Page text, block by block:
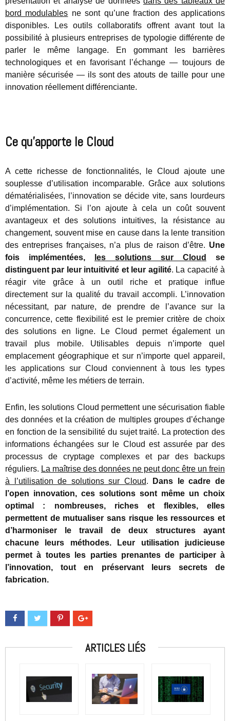
bord modulables ne sont qu’une fraction des applications
disponibles. Les outils collaboratifs offrent avant tout la
possibilité à plusieurs entreprises de typologie différente de
parler le même langage. En gommant les barrières
technologiques et en favorisant l’échange — toujours de
manière sécurisée — ils sont des atouts de taille pour une
innovation réellement différenciante.
Ce qu’apporte le Cloud
A cette richesse de fonctionnalités, le Cloud ajoute une
souplesse d’utilisation incomparable. Grâce aux solutions
dématérialisées, l’innovation se décide vite, sans lourdeurs
d’implémentation. Si l’on ajoute à cela un coût souvent
avantageux et des solutions intuitives, la résistance au
changement, souvent mise en cause dans la lente transition
des entreprises françaises, n’a plus de raison d’être. Une
fois implémentées,
les solutions sur Cloud
se
distinguent par leur intuitivité et leur agilité. La capacité à
réagir vite grâce à un outil riche et pratique influe
directement sur la qualité du travail accompli. L’innovation
nécessitant, par nature, de prendre de l’avance sur la
concurrence, cette flexibilité est le premier critère de choix
des solutions en ligne. Le Cloud permet également un
travail plus mobile. Utilisables depuis n’importe quel
emplacement géographique et sur n’importe quel appareil,
les applications sur Cloud conviennent à tous les types
d’activité, même les métiers de terrain.
Enfin, les solutions Cloud permettent une sécurisation fiable
des données et la création de multiples groupes d’échange
en fonction de la sensibilité du sujet traité. La protection des
informations échangées sur le Cloud est assurée par des
processus de cryptage complexes et par des backups
réguliers. La maîtrise des données ne peut donc être un frein
à l’utilisation de solutions sur Cloud.
Dans le cadre de
l’open innovation, ces solutions sont même un choix
optimal : nombreuses, riches et flexibles, elles
permettent de mutualiser sans risque les ressources et
d’harmoniser le travail de deux structures ayant
chacune leurs méthodes. Leur utilisation judicieuse
permet à toutes les parties prenantes de participer à
l’innovation, tout en préservant leurs secrets de
fabrication.
ARTICLES LIÉS